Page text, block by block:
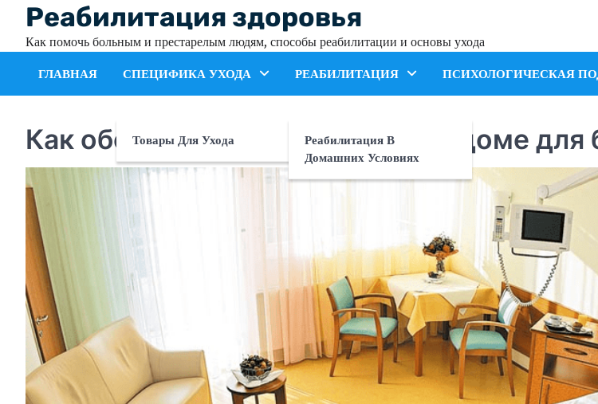
content
Реабилитация здоровья
Как помочь больным и престарелым людям, способы реабилитации и основы ухода
ГЛАВНАЯ СПЕЦИФИКА УХОДА
Товары Для Ухода
РЕАБИЛИТАЦИЯ
Реабилитация В
Домашних Условиях
ПСИХОЛОГИЧЕСКАЯ
Как обеспечить безопасность в доме для